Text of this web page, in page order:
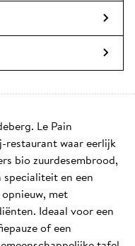
Le Pain
restaurant waar eerlijk
bio zuurdesembrood,
en een
met
Ideaal voor een
of een